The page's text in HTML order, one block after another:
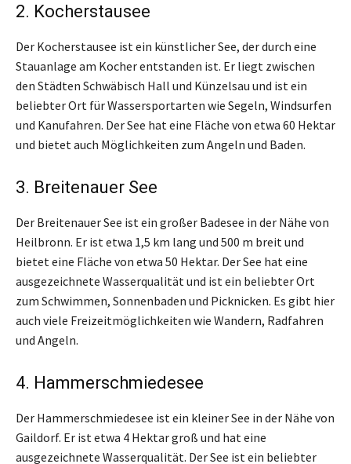
2. Kocherstausee
Der Kocherstausee ist ein künstlicher See, der durch eine
Stauanlage am Kocher entstanden ist. Er liegt zwischen
den Städten Schwäbisch Hall und Künzelsau und ist ein
beliebter Ort für Wassersportarten wie Segeln, Windsurfen
und Kanufahren. Der See hat eine Fläche von etwa 60 Hektar
und bietet auch Möglichkeiten zum Angeln und Baden.
3. Breitenauer See
Der Breitenauer See ist ein großer Badesee in der Nähe von
Heilbronn. Er ist etwa 1,5 km lang und 500 m breit und
bietet eine Fläche von etwa 50 Hektar. Der See hat eine
ausgezeichnete Wasserqualität und ist ein beliebter Ort
zum Schwimmen, Sonnenbaden und Picknicken. Es gibt hier
auch viele Freizeitmöglichkeiten wie Wandern, Radfahren
und Angeln.
4. Hammerschmiedesee
Der Hammerschmiedesee ist ein kleiner See in der Nähe von
Gaildorf. Er ist etwa 4 Hektar groß und hat eine
ausgezeichnete Wasserqualität. Der See ist ein beliebter